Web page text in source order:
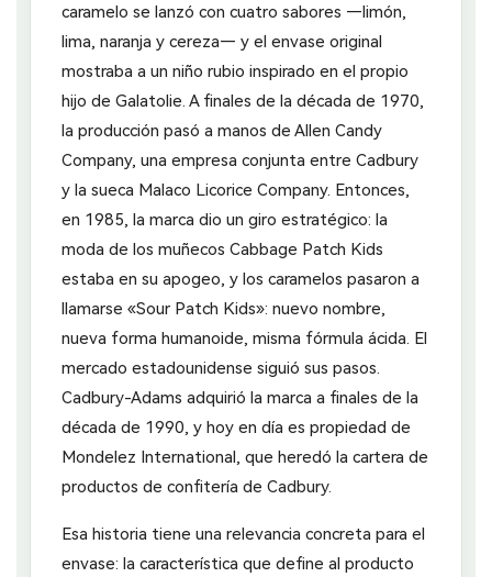
caramelo se lanzó con cuatro sabores —limón,
lima, naranja y cereza— y el envase original
mostraba a un niño rubio inspirado en el propio
hijo de Galatolie. A finales de la década de 1970,
la producción pasó a manos de Allen Candy
Company, una empresa conjunta entre Cadbury
y la sueca Malaco Licorice Company. Entonces,
en 1985, la marca dio un giro estratégico: la
moda de los muñecos Cabbage Patch Kids
estaba en su apogeo, y los caramelos pasaron a
llamarse «Sour Patch Kids»: nuevo nombre,
nueva forma humanoide, misma fórmula ácida. El
mercado estadounidense siguió sus pasos.
Cadbury-Adams adquirió la marca a finales de la
década de 1990, y hoy en día es propiedad de
Mondelez International, que heredó la cartera de
productos de confitería de Cadbury.
Esa historia tiene una relevancia concreta para el
envase: la característica que define al producto